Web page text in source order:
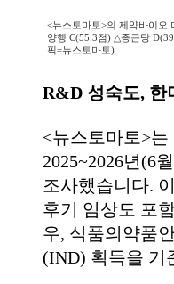
<뉴스토마토>의 제약바이
양행 C(55.3점) △종근당
픽=뉴스토마토)
R&D 성숙도, 한
<뉴스토마토>
2025~2026년(6
조사했습니다.
후기 임상도 포
우, 식품의약품
(IND) 획득을 기